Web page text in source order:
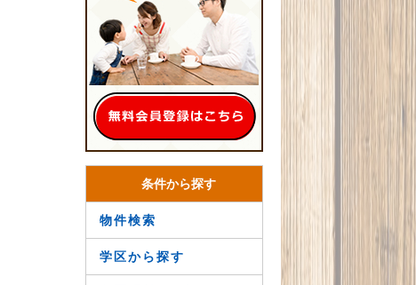
条件から探す
物件検索
学区から探す